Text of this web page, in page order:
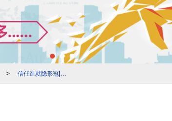
> 信任造就隐形冠jun